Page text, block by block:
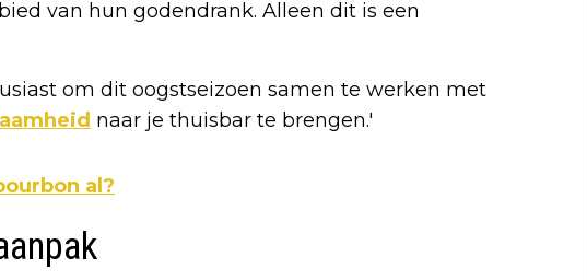
van hun godendrank. Alleen dit is een
om dit oogstseizoen samen te werken met
naar je thuisbar te brengen.'
al?